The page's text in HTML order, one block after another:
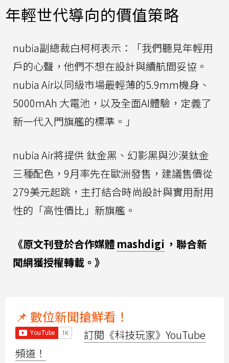
年輕世代導向的價值策略
nubia副總裁白柯柯表示：「我們聽見年輕用
戶的心聲，他們不想在設計與續航間妥協。
nubia Air以同級市場最輕薄的5.9mm機身、
5000mAh 大電池，以及全面AI體驗，定義了
新一代入門旗艦的標準。」
nubia Air將提供 鈦金黑、幻影黑與沙漠鈦金
三種配色，9月率先在歐洲發售，建議售價從
279美元起跳，主打結合時尚設計與實用耐用
性的「高性價比」新旗艦。
《原文刊登於合作媒體 mashdigi ，聯合新
聞網獲授權轉載。》
📌 數位新聞搶鮮看！
訂閱《科技玩家》YouTube
頻道！